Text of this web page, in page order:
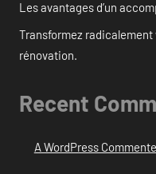
Les avantages d’un
Transformez
rénovation.
Recent
A WordPress